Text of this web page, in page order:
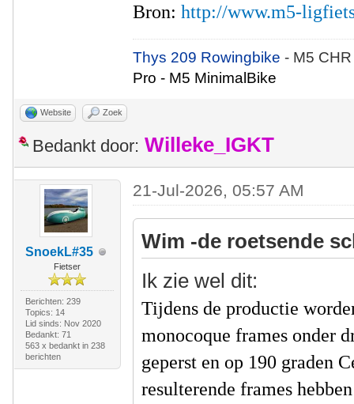
Bron:http://www.m5-
Thys 209 Rowingbike- M5
Pro - M5 MinimalBike
Website Zoek
Bedankt door: Willeke_IGKT
SnoekL#35
Fietser
Berichten: 239
Topics: 14
Lid sinds: Nov 2020
Bedankt: 71
563 x bedankt in 238
berichten
21-Jul-2026, 05:57 AM
Wim -de roetsende
Ik zie wel dit:
Tijdens de productie
monocoque frames onder
geperst en op 190 graden
resulterende frames